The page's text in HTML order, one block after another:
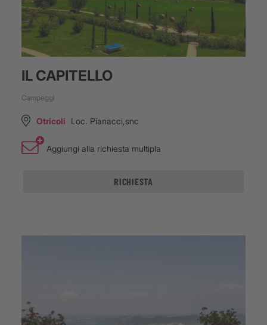
IL CAPITELLO
Campeggi
Otricoli Loc. Pianacci,snc
Aggiungi alla richiesta multipla
RICHIESTA